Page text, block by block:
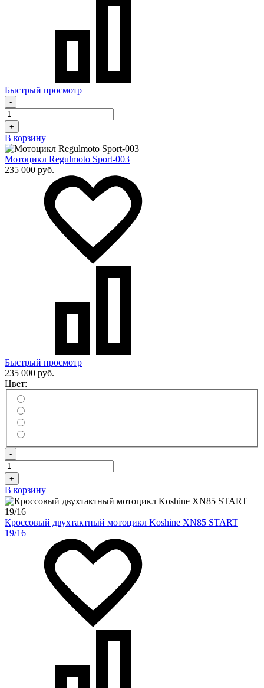
Быстрый просмотр
-
+
В корзину
Мотоцикл Regulmoto Sport-003
235 000 руб.
Быстрый просмотр
235 000 руб.
Цвет:
-
+
В корзину
Кроссовый двухтактный мотоцикл Koshine XN85 START
19/16